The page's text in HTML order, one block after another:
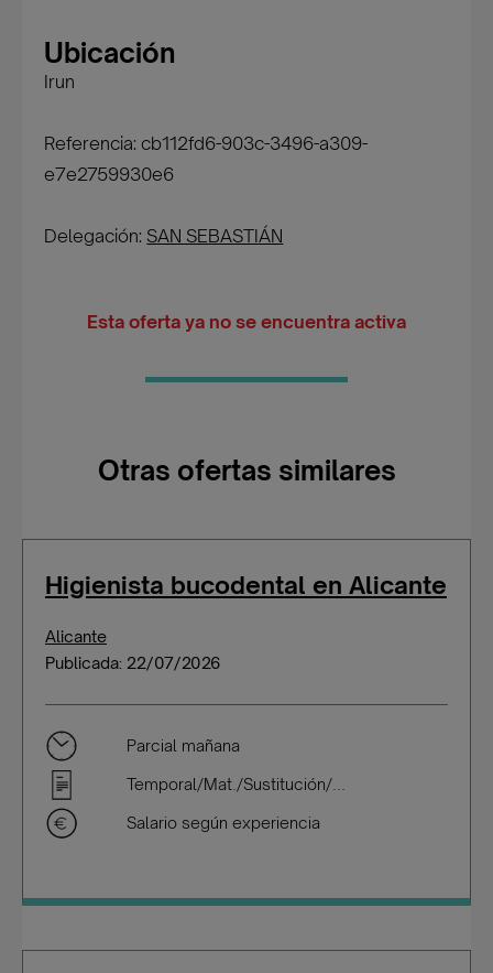
Ubicación
Irun
Referencia: cb112fd6-903c-3496-a309-
e7e2759930e6
Delegación: SAN SEBASTIÁN
Esta oferta ya no se encuentra activa
Otras ofertas similares
Higienista bucodental en Alicante
Alicante
Publicada: 22/07/2026
Parcial mañana
Temporal/Mat./Sustitución/...
Salario según experiencia